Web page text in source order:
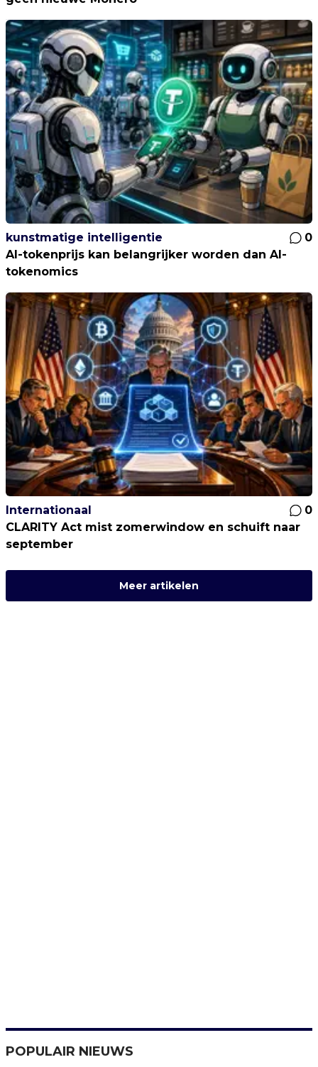
kunstmatige intelligentie
0
AI-tokenprijs kan belangrijker worden dan AI-
tokenomics
Internationaal
0
CLARITY Act mist zomerwindow en schuift naar
september
Meer artikelen
POPULAIR NIEUWS